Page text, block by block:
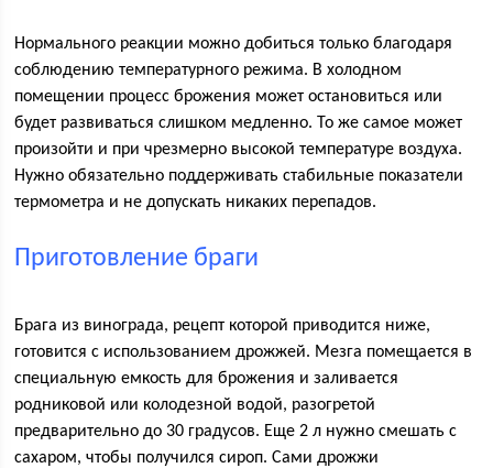
Нормального реакции можно добиться только благодаря
соблюдению температурного режима. В холодном
помещении процесс брожения может остановиться или
будет развиваться слишком медленно. То же самое может
произойти и при чрезмерно высокой температуре воздуха.
Нужно обязательно поддерживать стабильные показатели
термометра и не допускать никаких перепадов.
Приготовление браги
Брага из винограда, рецепт которой приводится ниже,
готовится с использованием дрожжей. Мезга помещается в
специальную емкость для брожения и заливается
родниковой или колодезной водой, разогретой
предварительно до 30 градусов. Еще 2 л нужно смешать с
сахаром, чтобы получился сироп. Сами дрожжи